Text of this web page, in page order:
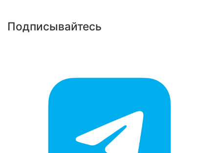
Подписывайтесь